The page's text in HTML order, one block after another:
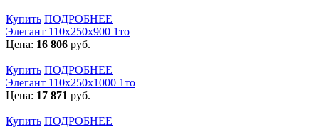
Купить ПОДРОБНЕЕ
Элегант 110x250x900 1то
Цена: 16 806 руб.
Купить ПОДРОБНЕЕ
Элегант 110x250x1000 1то
Цена: 17 871 руб.
Купить ПОДРОБНЕЕ